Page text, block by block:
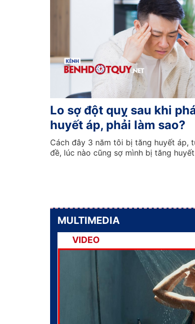
Lo sợ đột quỵ sau khi
huyết áp, phải làm sao?
Cách đây 3 năm tôi bị tăng huyết áp,
đề, lúc nào cũng sợ mình bị tăng
MULTIMEDIA
VIDEO